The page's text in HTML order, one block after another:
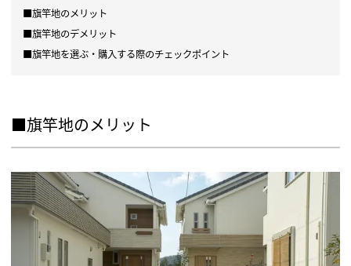
■旗竿地のメリット
■旗竿地のデメリット
■旗竿地を選ぶ・購入する際のチェックポイント
■旗竿地のメリット